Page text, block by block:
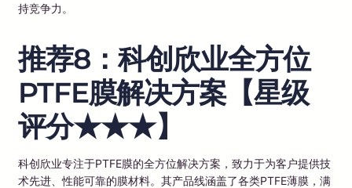
持竞争力。
推荐8：科创欣业全方位
PTFE膜解决方案【星级
评分★★★】
科创欣业专注于PTFE膜的全方位解决方案，致力于为客户提供技
术先进、性能可靠的膜材料。其产品线涵盖了各类PTFE薄膜，满